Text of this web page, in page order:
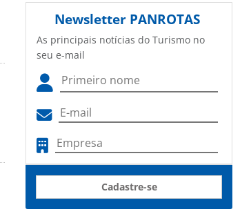
Newsletter PANROTAS
As principais notícias do Turismo no
seu e-mail
Cadastre-se